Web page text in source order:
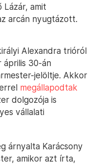
amit
arcán nyugtázott.
Alexandra trióról
április 30-án
jelöltje. Akkor
megállapodtak
dolgozója is
vállalati
árnyalta Karácsony
amikor azt írta,